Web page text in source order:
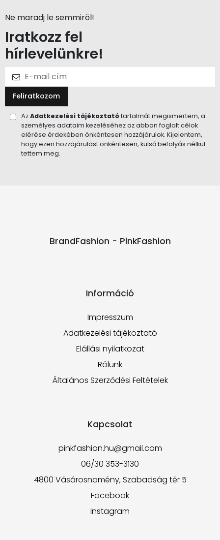
Ne maradj le semmiröl!
Iratkozz fel
hírlevelünkre!
Feliratkozom
AzAdatkezelési tájékoztatótartalmát megismertem, a
személyes adataim kezeléséhez az abban foglalt célok
elérése érdekében önkéntesen hozzájárulok. Kijelentem,
hogy ezen hozzájárulást önkéntesen, külső befolyás nélkül
tettem meg.
BrandFashion - PinkFashion
Információ
Impresszum
Adatkezelési tájékoztató
Elállási nyilatkozat
Rólunk
Általános Szerződési Feltételek
Kapcsolat
pinkfashion.hu@gmail.com
06/30 353-3130
4800 Vásárosnamény, Szabadság tér 5
Facebook
Instagram